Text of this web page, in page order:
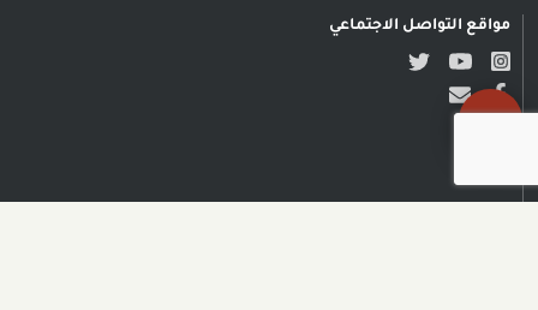
مواقع التواصل الاجتماعي